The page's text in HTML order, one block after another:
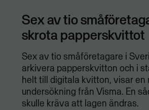
Sex av tio
skrota papperskvittot
Sex av tio småföretagare i
arkivera papperskvitton och i
helt till digitala kvitton, visar en
undersökning från Visma. En
skulle kräva att lagen ändras.